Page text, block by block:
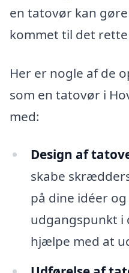
en tatovør kan
kommet til det
Her er nogle af de
som en tatovør i
med:
Design af
skabe
på dine idéer
udgangspunkt i
hjælpe med at